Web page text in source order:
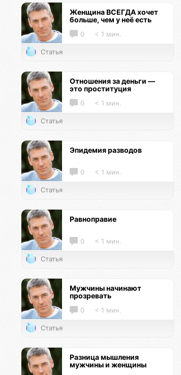
Женщина ВСЕГДА хочет
больше, чем у неё есть
0 < 1 мин.
Статья
Отношения за деньги —
это проституция
0 < 1 мин.
Статья
Эпидемия разводов
0 < 1 мин.
Статья
Равноправие
0 < 1 мин.
Статья
Мужчины начинают
прозревать
0 < 1 мин.
Статья
Разница мышления
мужчины и женщины